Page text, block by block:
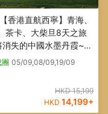
【香港直航西寧】青海、
茶卡、大柴旦8天之旅
失的中國水墨丹霞~黑
天空之鏡~茶卡鹽湖、
奢酒店、保證安排乘坐
團 05/09,08/09,19/09
HKD 15,199
HKD 14,199+